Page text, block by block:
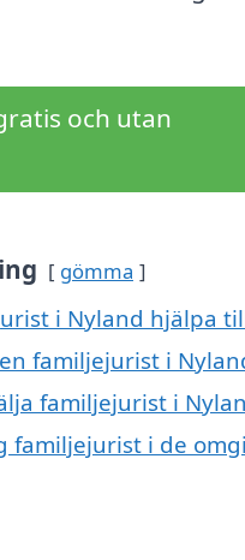
och utan
gömma
i Nyland hjälpa
familjejurist i
familjejurist i
familjejurist i de